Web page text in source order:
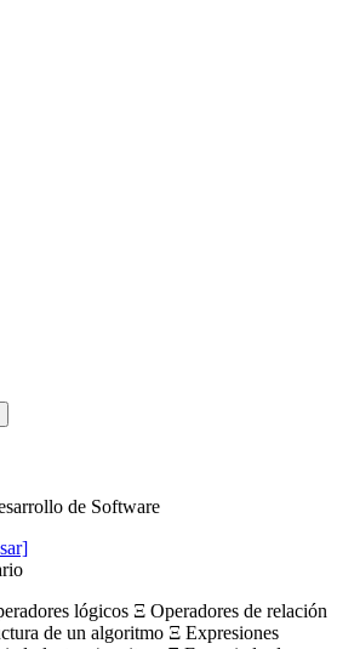
de Software
lógicos Ξ Operadores de relación
de un algoritmo Ξ Expresiones